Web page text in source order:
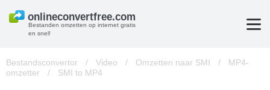
Bestanden omzetten op internet gratis
en snel!
Bestandsconvertor / Video / Omzetten naar SMI /
MP4-
omzetter
/ SMI to MP4